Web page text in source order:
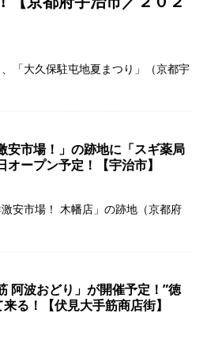
「大久保駐屯地夏まつり」（京都宇
安市場！」の跡地に「スギ薬局
ープン予定！【宇治市】
安市場！ 木幡店」の跡地（京都府
阿波おどり」が開催予定！”徳
る！【伏見大手筋商店街】